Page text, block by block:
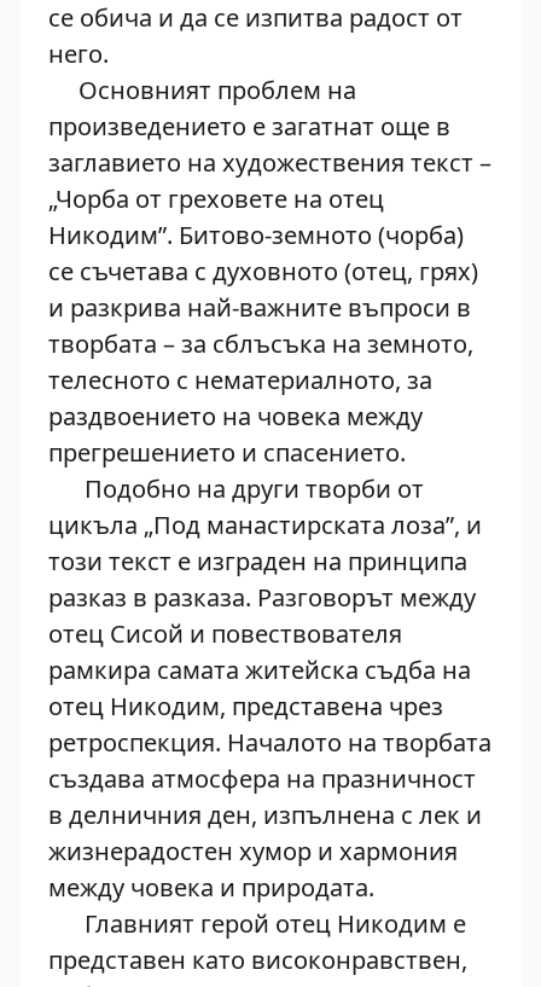
се обича и да се изпитва радост от
него.
Основният проблем на
произведението е загатнат още в
заглавието на художествения текст –
„Чорба от греховете на отец
Никодим”. Битово-земното (чорба)
се съчетава с духовното (отец, грях)
и разкрива най-важните въпроси в
творбата – за сблъсъка на земното,
телесното с нематериалното, за
раздвоението на човека между
прегрешението и спасението.
Подобно на други творби от
цикъла „Под манастирската лоза”, и
този текст е изграден на принципа
разказ в разказа. Разговорът между
отец Сисой и повествователя
рамкира самата житейска съдба на
отец Никодим, представена чрез
ретроспекция. Началото на творбата
създава атмосфера на празничност
в делничния ден, изпълнена с лек и
жизнерадостен хумор и хармония
между човека и природата.
Главният герой отец Никодим е
представен като високонравствен,